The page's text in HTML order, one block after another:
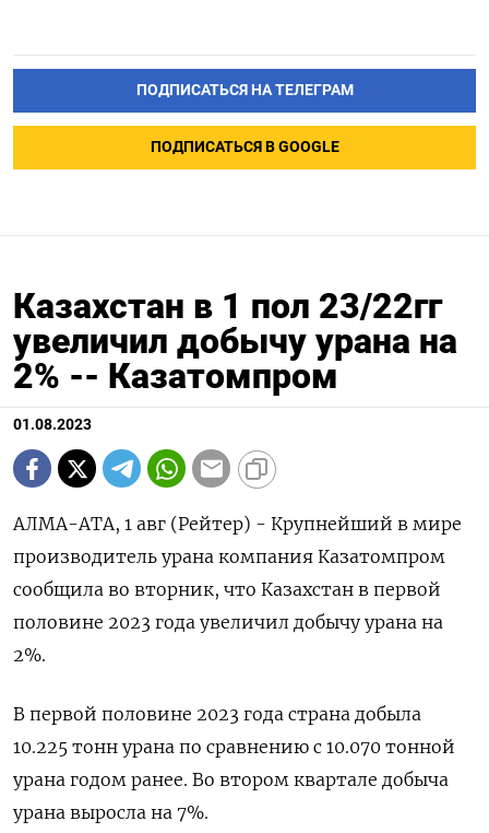
ПОДПИСАТЬСЯ НА ТЕЛЕГРАМ
ПОДПИСАТЬСЯ В GOOGLE
Казахстан в 1 пол 23/22гг
увеличил добычу урана на
2% -- Казатомпром
01.08.2023
АЛМА-АТА, 1 авг (Рейтер) - Крупнейший в мире
производитель урана компания Казатомпром
сообщила во вторник, что Казахстан в первой
половине 2023 года увеличил добычу урана на
2%.
В первой половине 2023 года страна добыла
10.225 тонн урана по сравнению с 10.070 тонной
урана годом ранее. Во втором квартале добыча
урана выросла на 7%.